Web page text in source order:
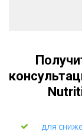
для